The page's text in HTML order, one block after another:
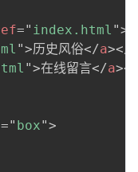
=" index.html ">
">历史风俗</a></
">在线留言</a>
=" box">